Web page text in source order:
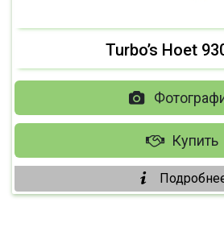
Turbo’s Hoet
Купить